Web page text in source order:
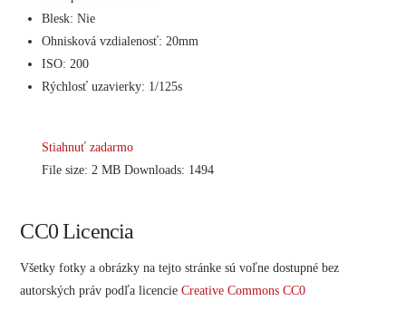
Blesk: Nie
Ohnisková vzdialenosť: 20mm
ISO: 200
Rýchlosť uzavierky: 1/125s
Stiahnuť zadarmo
File size: 2 MB Downloads: 1494
CC0 Licencia
Všetky fotky a obrázky na tejto stránke sú voľne dostupné bez
autorských práv podľa licencieCreative Commons CC0